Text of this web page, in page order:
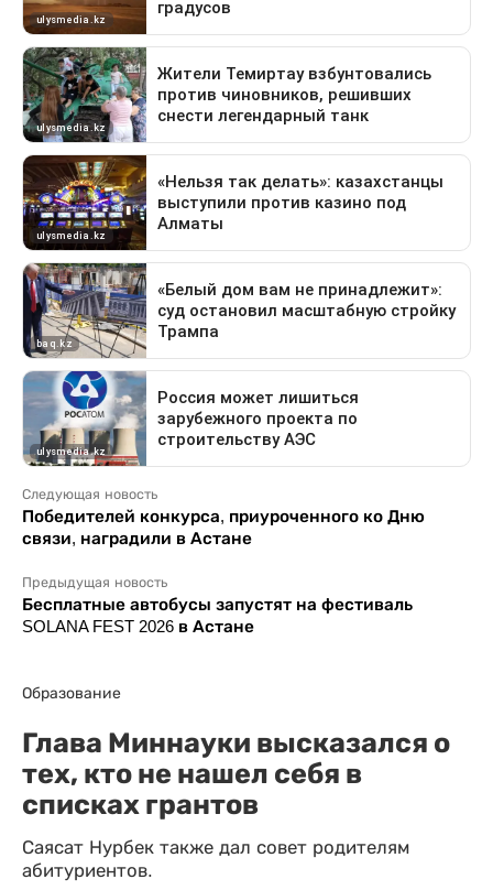
Следующая новость
Победителей конкурса, приуроченного ко Дню
связи, наградили в Астане
Предыдущая новость
Бесплатные автобусы запустят на фестиваль
SOLANA FEST 2026 в Астане
Образование
Глава Миннауки высказался о
тех, кто не нашел себя в
списках грантов
Саясат Нурбек также дал совет родителям
абитуриентов.